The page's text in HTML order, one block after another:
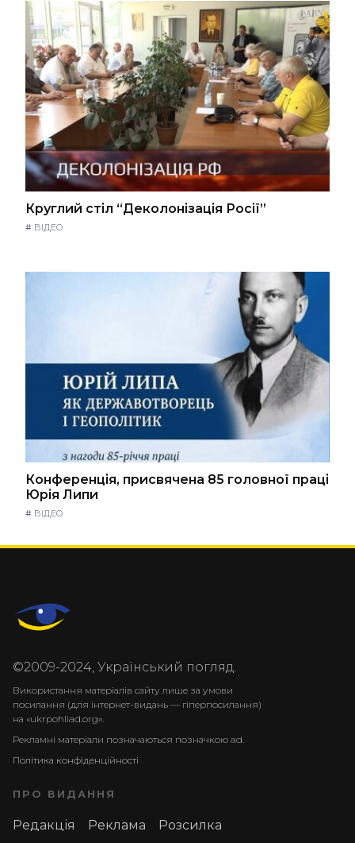
Круглий стіл “Деколонізація Росії”
# ВІДЕО
Конференція, присвячена 85 головної праці
Юрія Липи
# ВІДЕО
©2009-2024, Український погляд.
Використання матеріалів сайту лише за умови
посилання (для інтернет-видань — гіперпосилання)
на «ukrpohliad.org».
Рекламні матеріали позначаються позначкою ad.
Політика конфіденційності
ПРО ВИДАННЯ
Редакція Реклама Розсилка